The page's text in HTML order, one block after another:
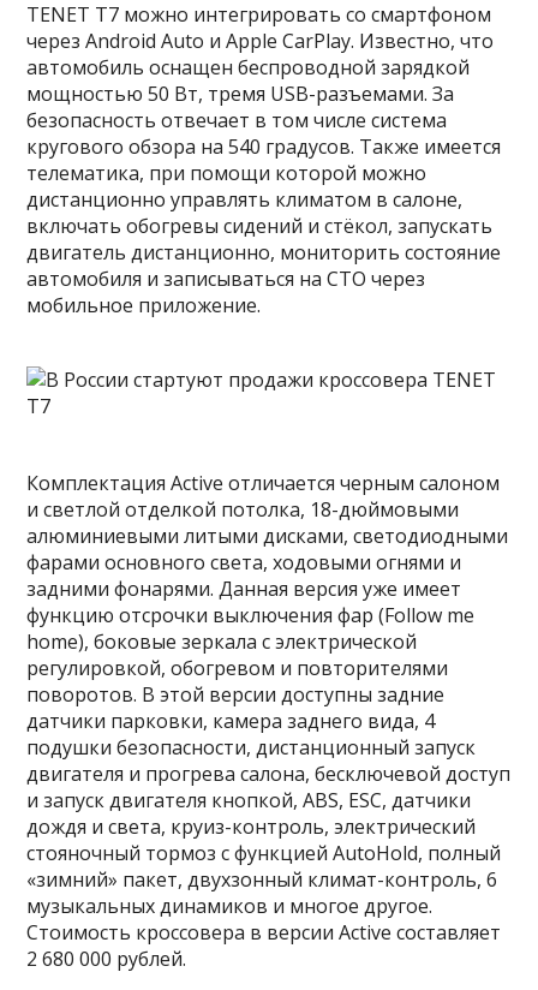
TENET T7 можно интегрировать со смартфоном
через Android Auto и Apple CarPlay. Известно, что
автомобиль оснащен беспроводной зарядкой
мощностью 50 Вт, тремя USB-разъемами. За
безопасность отвечает в том числе система
кругового обзора на 540 градусов. Также имеется
телематика, при помощи которой можно
дистанционно управлять климатом в салоне,
включать обогревы сидений и стёкол, запускать
двигатель дистанционно, мониторить состояние
автомобиля и записываться на СТО через
мобильное приложение.
Комплектация Active отличается черным салоном
и светлой отделкой потолка, 18-дюймовыми
алюминиевыми литыми дисками, светодиодными
фарами основного света, ходовыми огнями и
задними фонарями. Данная версия уже имеет
функцию отсрочки выключения фар (Follow me
home), боковые зеркала с электрической
регулировкой, обогревом и повторителями
поворотов. В этой версии доступны задние
датчики парковки, камера заднего вида, 4
подушки безопасности, дистанционный запуск
двигателя и прогрева салона, бесключевой доступ
и запуск двигателя кнопкой, ABS, ESC, датчики
дождя и света, круиз-контроль, электрический
стояночный тормоз с функцией AutoHold, полный
«зимний» пакет, двухзонный климат-контроль, 6
музыкальных динамиков и многое другое.
Стоимость кроссовера в версии Active составляет
2 680 000 рублей.